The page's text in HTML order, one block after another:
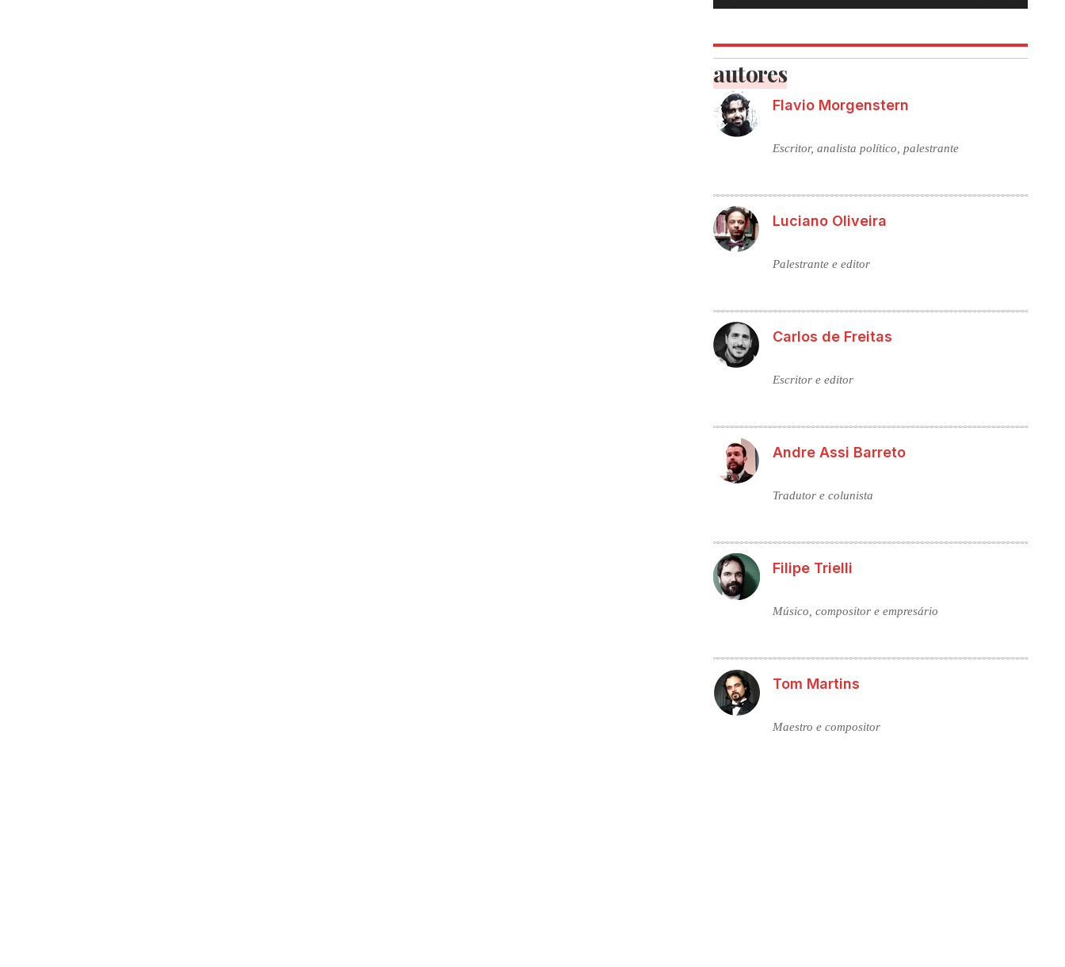
autores
Flavio Morgenstern
Escritor, analista político, palestrante
Luciano Oliveira
Palestrante e editor
Carlos de Freitas
Escritor e editor
Andre Assi Barreto
Tradutor e colunista
Filipe Trielli
Músico, compositor e empresário
Tom Martins
Maestro e compositor